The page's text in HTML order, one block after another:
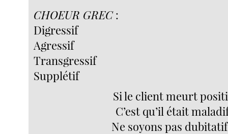
CHOEUR GREC:
Digressif
Agressif
Transgressif
Supplétif
Si le client meurt
C’est qu’il était
Ne soyons pas